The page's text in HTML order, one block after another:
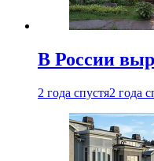
В России
2 года спустя2 года